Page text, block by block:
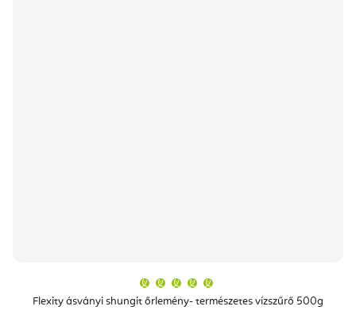
Flexity ásványi shungit őrlemény- természetes vízszűrő 500g
átlagos
értékelése